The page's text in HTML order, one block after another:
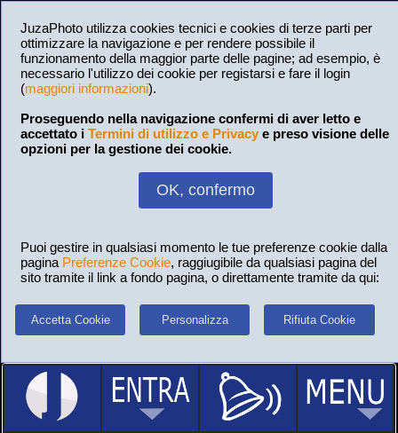
JuzaPhoto utilizza cookies tecnici e cookies di terze parti per
ottimizzare la navigazione e per rendere possibile il
funzionamento della maggior parte delle pagine; ad esempio, è
necessario l'utilizzo dei cookie per registarsi e fare il login
(maggiori informazioni).
Proseguendo nella navigazione confermi di aver letto e
accettato i Termini di utilizzo e Privacy e preso visione delle
opzioni per la gestione dei cookie.
OK, confermo
Puoi gestire in qualsiasi momento le tue preferenze cookie dalla
pagina Preferenze Cookie, raggiugibile da qualsiasi pagina del
sito tramite il link a fondo pagina, o direttamente tramite da qui:
Accetta Cookie Personalizza Rifiuta Cookie